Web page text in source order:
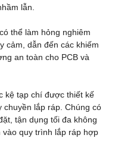
lẫn.
thể làm hỏng nghiêm
cảm, dẫn đến các khiếm
an toàn cho PCB và
kệ tạp chí được thiết kế
lắp ráp. Chúng có
tận dụng tối đa không
vào quy trình lắp ráp hợp